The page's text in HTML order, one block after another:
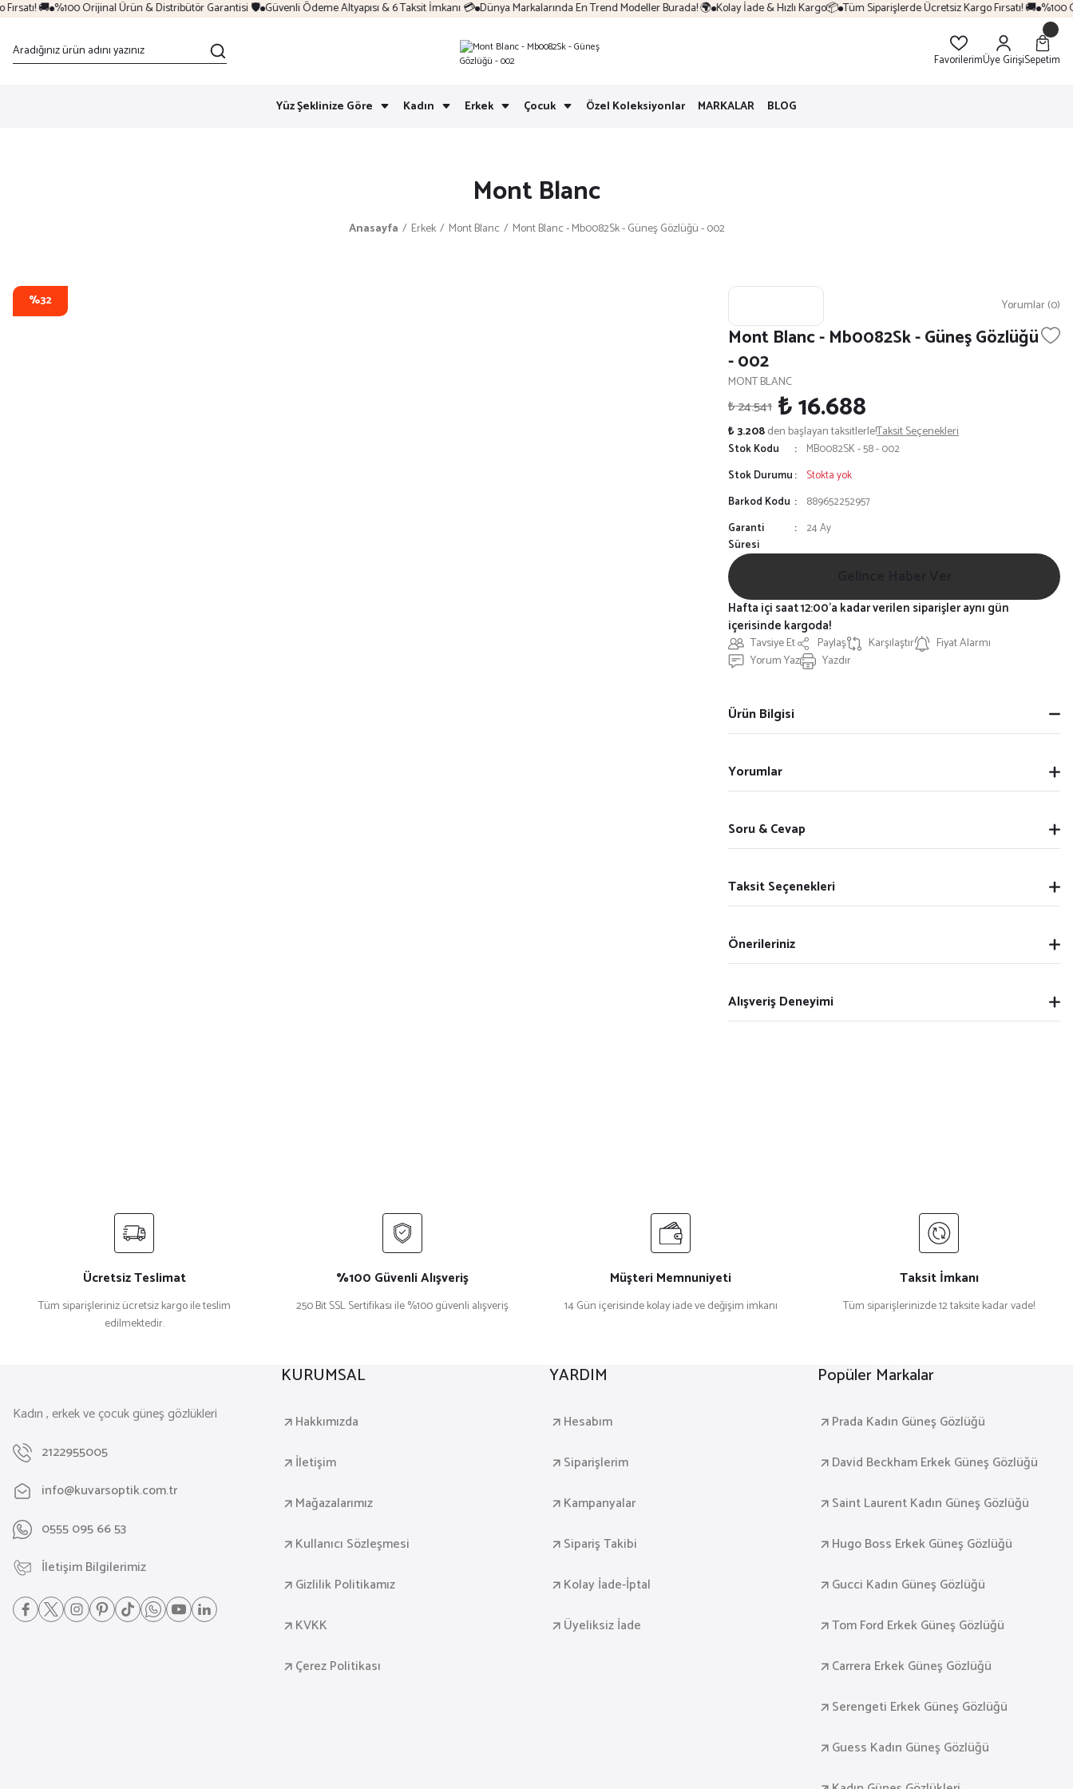
🚚 %100 Orijinal Ürün & Distribütör Garantisi 🛡️ Güvenli Ödeme Altyapısı & 6 Taksit İmkanı 💳 Dünya Markalarında En Trend Modeller Burada! 🌍 Kolay İade & Hızlı Kargo📦 Tüm Siparişlerde Ücretsiz Kargo Fırsatı! 🚚 %100
FavorilerimÜye GirişiSepetim
Yüz Şeklinize Göre Kadın Erkek Çocuk Özel Koleksiyonlar MARKALAR BLOG
Mont Blanc
Anasayfa Erkek Mont Blanc Mont Blanc - Mb0082Sk - Güneş Gözlüğü - 002
%32 Yorumlar (0)
Mont Blanc - Mb0082Sk - Güneş Gözlüğü
- 002
MONT BLANC
₺ 24.541 ₺ 16.688
₺ 3.208den başlayan taksitlerle!Taksit Seçenekleri
Stok Kodu
MB0082SK - 58 - 002
Stok Durumu
Stokta yok
Barkod Kodu
889652252957
Garanti
Süresi
24 Ay
Tavsiye Et Paylaş Karşılaştır
Fiyat Alarmı
Yorum Yaz
Yazdır
Hafta içi saat 12:00'a kadar verilen siparişler aynı gün
içerisinde kargoda!
Ürün Bilgisi
Yorumlar
Soru & Cevap
Taksit Seçenekleri
Önerileriniz
Alışveriş Deneyimi
Ücretsiz Teslimat
Tüm siparişleriniz ücretsiz kargo ile teslim
edilmektedir.
%100 Güvenli Alışveriş
250 Bit SSL Sertifikası ile %100 güvenli alışveriş
Müşteri Memnuniyeti
14 Gün içerisinde kolay iade ve değişim imkanı
Taksit İmkanı
Tüm siparişlerinizde 12 taksite kadar vade!
Kadın , erkek ve çocuk güneş gözlükleri
2122955005
info@kuvarsoptik.com.tr
0555 095 66 53
İletişim Bilgilerimiz
KURUMSAL
Hakkımızda
İletişim
Mağazalarımız
Kullanıcı Sözleşmesi
Gizlilik Politikamız
KVKK
Çerez Politikası
YARDIM
Hesabım
Siparişlerim
Kampanyalar
Sipariş Takibi
Kolay İade-İptal
Üyeliksiz İade
Popüler Markalar
Prada Kadın Güneş Gözlüğü
David Beckham Erkek Güneş Gözlüğü
Saint Laurent Kadın Güneş Gözlüğü
Hugo Boss Erkek Güneş Gözlüğü
Gucci Kadın Güneş Gözlüğü
Tom Ford Erkek Güneş Gözlüğü
Carrera Erkek Güneş Gözlüğü
Serengeti Erkek Güneş Gözlüğü
Guess Kadın Güneş Gözlüğü